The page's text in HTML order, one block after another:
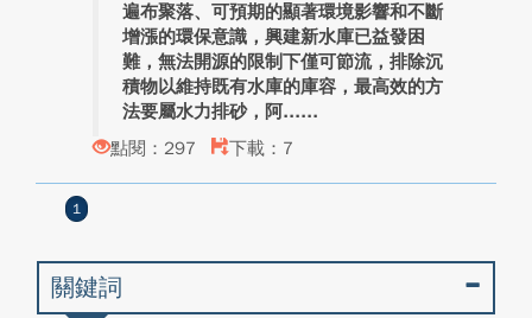
遍布聚落、可預期的顯著環境影響和不斷
增漲的環保意識，興建新水庫已益發困
難，無法開源的限制下僅可節流，排除沉
積物以維持既有水庫的庫容，最高效的方
法要屬水力排砂，阿...
點閱：297
下載：7
1
關鍵詞